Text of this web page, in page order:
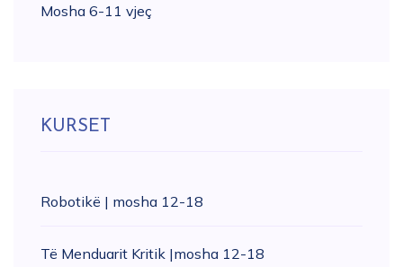
Mosha 6-11 vjeç
KURSET
Robotikë | mosha 12-18
Të Menduarit Kritik |mosha 12-18